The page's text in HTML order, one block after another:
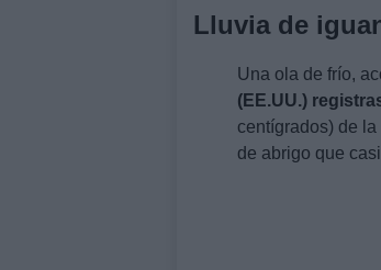
Lluvia de
Una ola de frío,
(EE.UU.)
centígrados) de
de abrigo que